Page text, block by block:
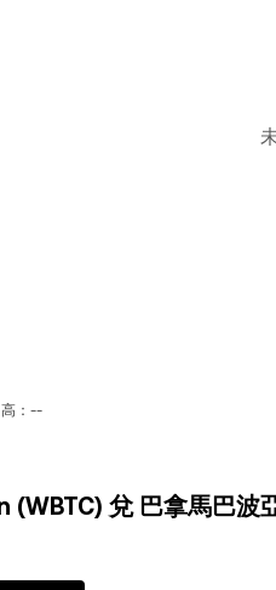
高：--
兌 巴拿馬巴波